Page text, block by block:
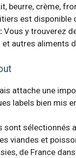
beurre, crème,
est disponible
Vous y trouverez
autres aliments
attache une
labels bien mis
sélectionnés
viandes et
de France